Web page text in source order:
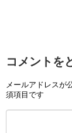
コメントを
メールアドレスが
須項目です